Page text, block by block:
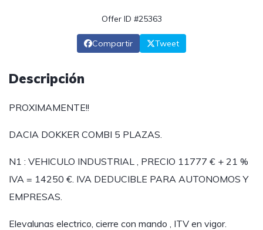
Offer ID #25363
Compartir Tweet
Descripción
PROXIMAMENTE!!
DACIA DOKKER COMBI 5 PLAZAS.
N1 : VEHICULO INDUSTRIAL , PRECIO 11777 € + 21 %
IVA = 14250 €. IVA DEDUCIBLE PARA AUTONOMOS Y
EMPRESAS.
Elevalunas electrico, cierre con mando , ITV en vigor.